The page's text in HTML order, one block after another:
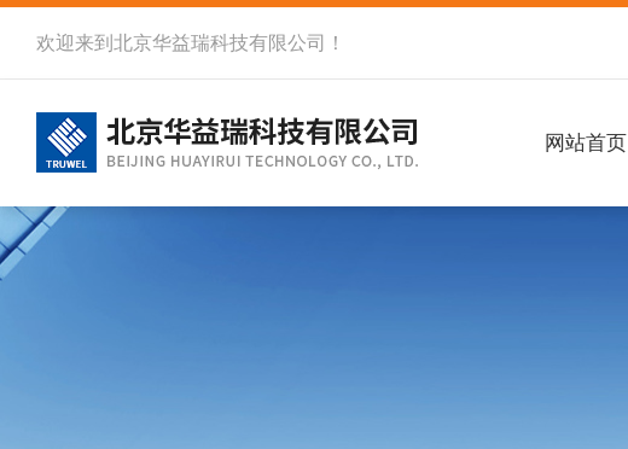
欢迎来到北京华益瑞科技有限公司！
网站首页